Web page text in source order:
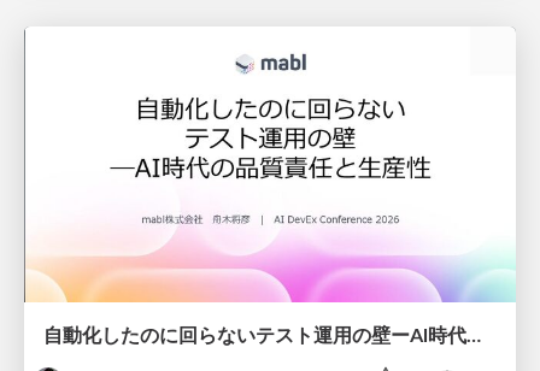
自動化したのに回らないテスト運用の壁ーAI時代の品質責任と生産性